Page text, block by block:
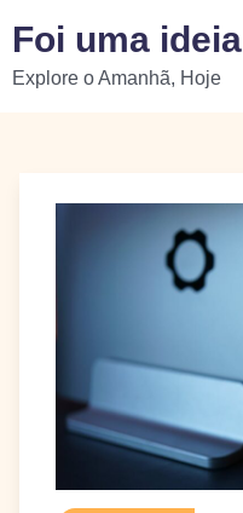
content
Foi uma ideia
Explore o Amanhã, Hoje